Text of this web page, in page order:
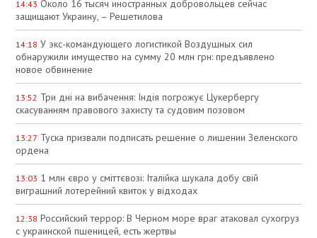
14:43 Около 16 тысяч иностранных добровольцев сейчас
защищают Украину, – Решетилова
14:18 У экс-командующего логистикой Воздушных сил
обнаружили имущество на сумму 20 млн грн: предъявлено
новое обвинение
13:52 Три дні на вибачення: Індія погрожує Цукербергу
скасуванням правового захисту та судовим позовом
13:27 Туска призвали подписать решение о лишении Зеленского
ордена
13:03 1 млн євро у сміттєвозі: Італійка шукала добу свій
виграшний лотерейний квиток у відходах
12:38 Российский террор: В Черном море враг атаковал сухогруз
с украинской пшеницей, есть жертвы